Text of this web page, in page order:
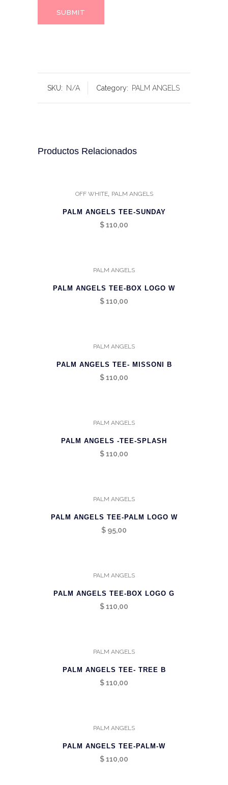
SKU: N/A Category: PALM ANGELS
Productos Relacionados
OFF WHITE, PALM ANGELS
PALM ANGELS TEE-SUNDAY
$110,00
PALM ANGELS
PALM ANGELS TEE-BOX LOGO W
$110,00
PALM ANGELS
PALM ANGELS TEE- MISSONI B
$110,00
PALM ANGELS
PALM ANGELS -TEE-SPLASH
$110,00
PALM ANGELS
PALM ANGELS TEE-PALM LOGO W
$ 95,00
PALM ANGELS
PALM ANGELS TEE-BOX LOGO G
$110,00
PALM ANGELS
PALM ANGELS TEE- TREE B
$110,00
PALM ANGELS
PALM ANGELS TEE-PALM-W
$110,00